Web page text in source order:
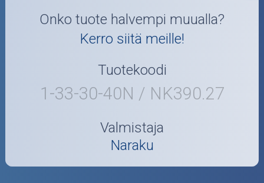
Onko tuote halvempi muualla?
Kerro siitä meille!
Tuotekoodi
1-33-30-40N / NK390.27
Valmistaja
Naraku